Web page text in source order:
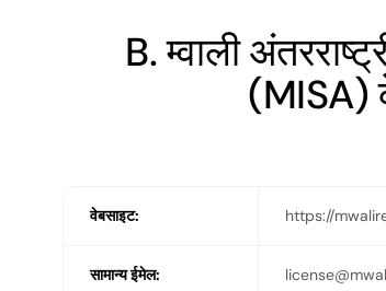
B. म्वाली
(MISA)
​​वेबसाइट: https://
सामान्य ईमेल: